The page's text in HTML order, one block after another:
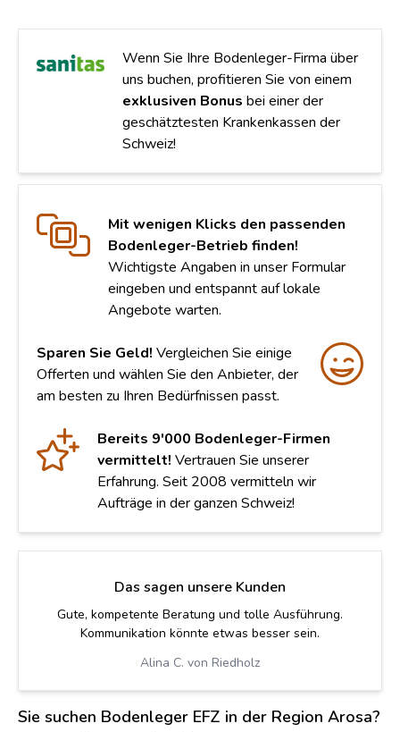
Sie suchen Bodenleger EFZ in der Region Arosa?
Wenn Sie Ihre Bodenleger-Firma über
uns buchen, profitieren Sie von einem
exklusiven Bonus bei einer der
geschätztesten Krankenkassen der
Schweiz!
Mit wenigen Klicks den passenden
Bodenleger-Betrieb finden!
Wichtigste Angaben in unser Formular
eingeben und entspannt auf lokale
Angebote warten.
Sparen Sie Geld! Vergleichen Sie einige
Offerten und wählen Sie den Anbieter, der
am besten zu Ihren Bedürfnissen passt.
Bereits 9'000 Bodenleger-Firmen
vermittelt! Vertrauen Sie unserer
Erfahrung. Seit 2008 vermitteln wir
Aufträge in der ganzen Schweiz!
Das sagen unsere Kunden
Gute, kompetente Beratung und tolle Ausführung.
Kommunikation könnte etwas besser sein.
Alina C. von Riedholz